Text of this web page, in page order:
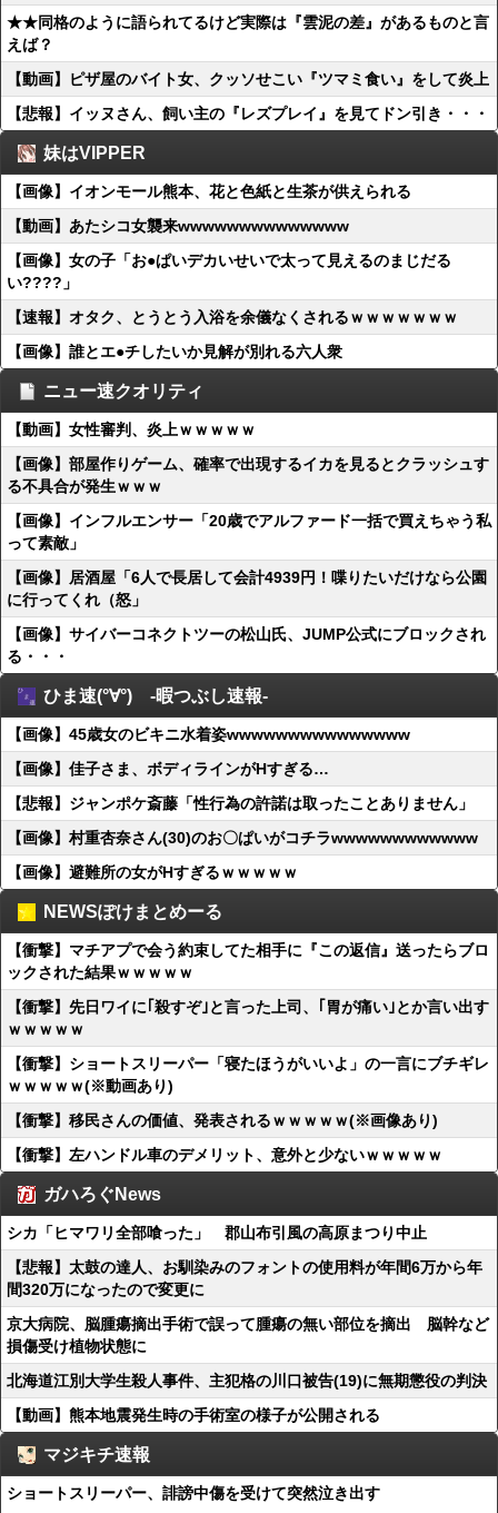
★★同格のように語られてるけど実際は『雲泥の差』があるものと言
えば？
【動画】ピザ屋のバイト女、クッソせこい『ツマミ食い』をして炎上
【悲報】イッヌさん、飼い主の『レズプレイ』を見てドン引き・・・
妹はVIPPER
【画像】イオンモール熊本、花と色紙と生茶が供えられる
【動画】あたシコ女襲来wwwwwwwwwwwwww
【画像】女の子「お●ぱいデカいせいで太って見えるのまじだる
い????」
【速報】オタク、とうとう入浴を余儀なくされるｗｗｗｗｗｗｗ
【画像】誰とエ●チしたいか見解が別れる六人衆
ニュー速クオリティ
【動画】女性審判、炎上ｗｗｗｗｗ
【画像】部屋作りゲーム、確率で出現するイカを見るとクラッシュす
る不具合が発生ｗｗｗ
【画像】インフルエンサー「20歳でアルファード一括で買えちゃう私
って素敵」
【画像】居酒屋「6人で長居して会計4939円！喋りたいだけなら公園
に行ってくれ（怒」
【画像】サイバーコネクトツーの松山氏、JUMP公式にブロックされ
る・・・
ひま速(°∀°) -暇つぶし速報-
【画像】45歳女のビキニ水着姿wwwwwwwwwwwwwww
【画像】佳子さま、ボディラインがHすぎる…
【悲報】ジャンポケ斎藤「性行為の許諾は取ったことありません」
【画像】村重杏奈さん(30)のお〇ぱいがコチラwwwwwwwwwwww
【画像】避難所の女がHすぎるｗｗｗｗｗ
NEWSぽけまとめーる
【衝撃】マチアプで会う約束してた相手に『この返信』送ったらブロ
ックされた結果ｗｗｗｗｗ
【衝撃】先日ワイに｢殺すぞ｣と言った上司、｢胃が痛い｣とか言い出す
ｗｗｗｗｗ
【衝撃】ショートスリーパー「寝たほうがいいよ」の一言にブチギレ
ｗｗｗｗｗ(※動画あり)
【衝撃】移民さんの価値、発表されるｗｗｗｗｗ(※画像あり)
【衝撃】左ハンドル車のデメリット、意外と少ないｗｗｗｗｗ
ガハろぐNews
シカ「ヒマワリ全部喰った」 郡山布引風の高原まつり中止
【悲報】太鼓の達人、お馴染みのフォントの使用料が年間6万から年
間320万になったので変更に
京大病院、脳腫瘍摘出手術で誤って腫瘍の無い部位を摘出 脳幹など
損傷受け植物状態に
北海道江別大学生殺人事件、主犯格の川口被告(19)に無期懲役の判決
【動画】熊本地震発生時の手術室の様子が公開される
マジキチ速報
ショートスリーパー、誹謗中傷を受けて突然泣き出す